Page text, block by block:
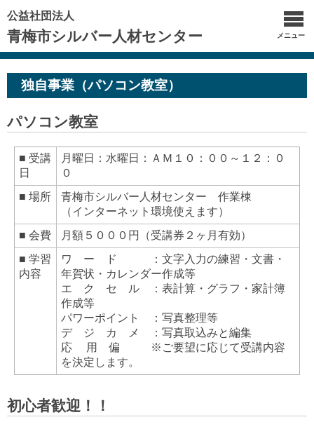
公益社団法人
青梅市シルバー人材センター メニュー
独自事業（パソコン教室）
パソコン教室
■ 受講
日
月曜日：水曜日：ＡＭ１０：００～１２：０
０
■ 場所
青梅市シルバー人材センター 作業棟
（インターネット環境使えます）
■ 会費
月額５０００円（受講券２ヶ月有効）
■ 学習
内容
ワ ー ド ：文字入力の練習・文書・
年賀状・カレンダー作成等
エ ク セ ル ：表計算・グラフ・家計簿
作成等
パワーポイント ：写真整理等
デ ジ カ メ ：写真取込みと編集
応 用 偏 ※ご要望に応じて受講内容
を決定します。
初心者歓迎！！